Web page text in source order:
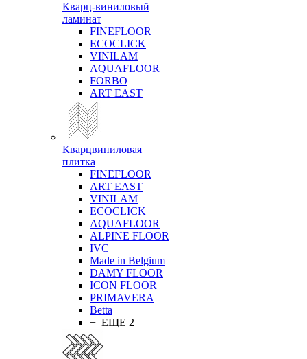
Кварц-виниловый
ламинат
FINEFLOOR
ECOCLICK
VINILAM
AQUAFLOOR
FORBO
ART EAST
Кварцвиниловая
плитка
FINEFLOOR
ART EAST
VINILAM
ECOCLICK
AQUAFLOOR
ALPINE FLOOR
IVC
Made in Belgium
DAMY FLOOR
ICON FLOOR
PRIMAVERA
Betta
+ ЕЩЕ 2